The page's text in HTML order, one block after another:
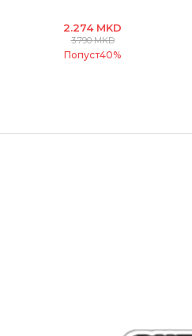
2.274 MKD
3.790MKD
Попуст40%